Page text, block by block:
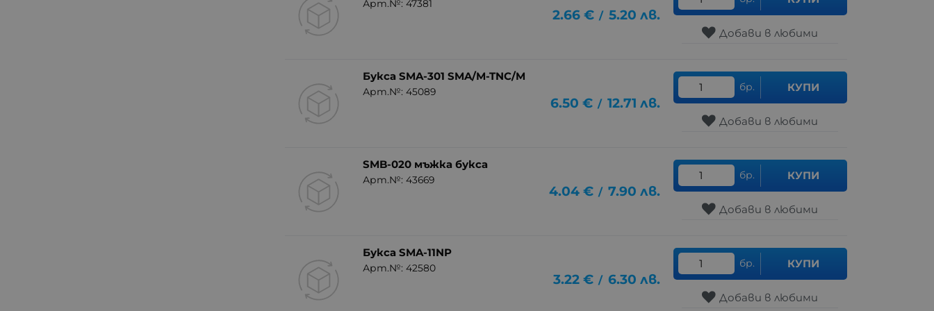
Арт.№: 47381
2.66 € / 5.20 лв.
Добави в любими
Букса SMA-301 SMA/M-TNC/M
Арт.№: 45089
6.50 € / 12.71 лв.
бр. КУПИ
Добави в любими
SMB-020 мъжка букса
Арт.№: 43669
4.04 € / 7.90 лв.
бр. КУПИ
Добави в любими
Букса SMA-11NP
Арт.№: 42580
3.22 € / 6.30 лв.
бр. КУПИ
Добави в любими